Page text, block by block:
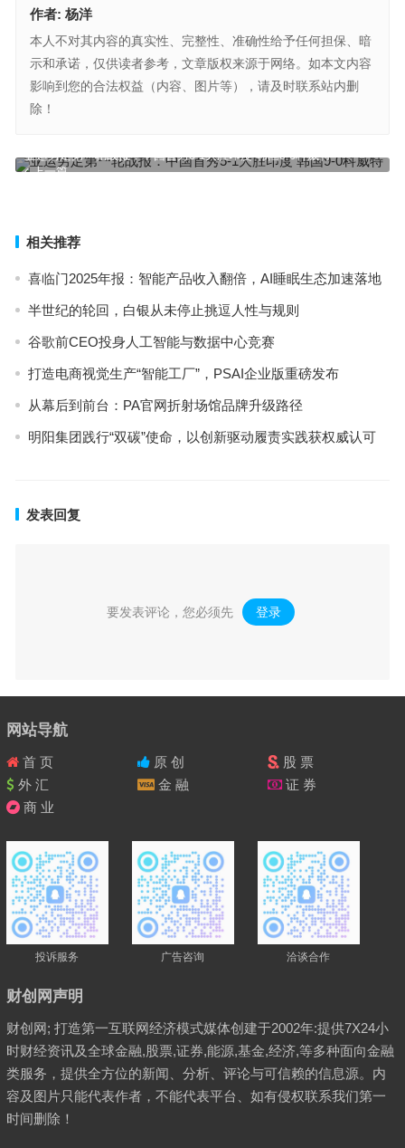
作者: 杨洋
本人不对其内容的真实性、完整性、准确性给予任何担保、暗
示和承诺，仅供读者参考，文章版权来源于网络。如本文内容
影响到您的合法权益（内容、图片等），请及时联系站内删
除！
上一篇
亚运男足第一轮战报：中国首秀5-1大胜印度 韩国9-0科威特
粤3.46亿奖补专精特新“小巨人”
相关推荐
喜临门2025年报：智能产品收入翻倍，AI睡眠生态加速落地
半世纪的轮回，白银从未停止挑逗人性与规则
谷歌前CEO投身人工智能与数据中心竞赛
打造电商视觉生产“智能工厂”，PSAI企业版重磅发布
从幕后到前台：PA官网折射场馆品牌升级路径
明阳集团践行“双碳”使命，以创新驱动履责实践获权威认可
发表回复
要发表评论，您必须先 登录 。
网站导航
首 页 原 创
股 票
外 汇
金 融
证 券
商 业
投诉服务 广告咨询 洽谈合作
财创网声明
财创网; 打造第一互联网经济模式媒体创建于2002年:提供7X24小
时财经资讯及全球金融,股票,证券,能源,基金,经济,等多种面向金融
类服务，提供全方位的新闻、分析、评论与可信赖的信息源。内
容及图片只能代表作者，不能代表平台、如有侵权联系我们第一
时间删除！